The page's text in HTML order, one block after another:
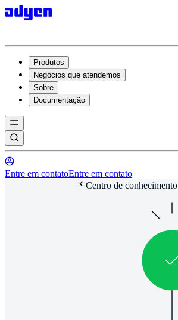
Produtos
Negócios que atendemos
Sobre
Documentação
Entre em contatoEntre em contato
Centro de conhecimento